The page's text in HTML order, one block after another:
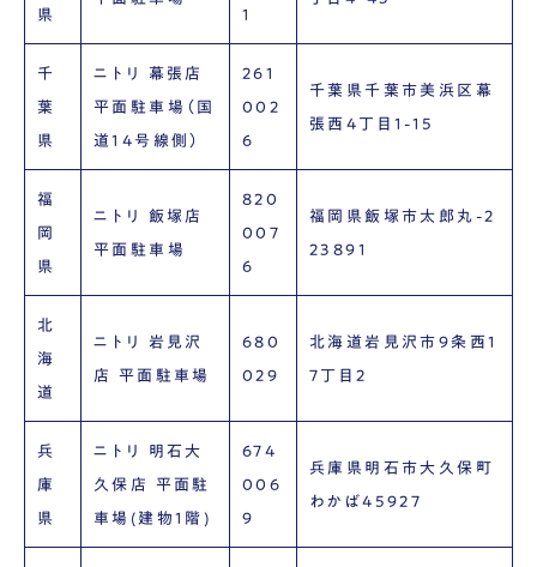
県
1
千
葉
県
ニトリ 幕張店
平面駐車場（国
道14号線側）
261
002
6
千葉県千葉市美浜区幕
張西4丁目1-15
福
岡
県
ニトリ 飯塚店
平面駐車場
820
007
6
福岡県飯塚市太郎丸-2
23891
北
海
道
ニトリ 岩見沢
店 平面駐車場
680
029
北海道岩見沢市9条西1
7丁目2
兵
庫
県
ニトリ 明石大
久保店 平面駐
車場(建物1階)
674
006
9
兵庫県明石市大久保町
わかば45927